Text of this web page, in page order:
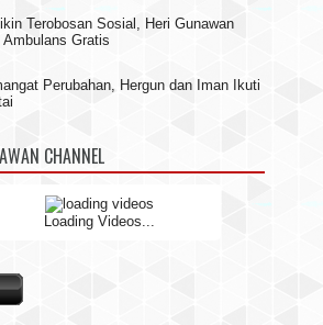
Terobosan Sosial, Heri Gunawan
Ambulans Gratis
Perubahan, Hergun dan Iman Ikuti
CHANNEL
Loading Videos...